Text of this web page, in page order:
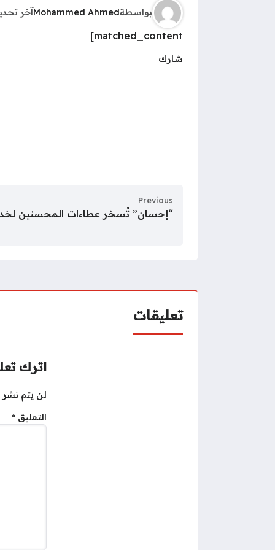
بواسطةMohammed Ahmed آخر
matched_content]
شارك
Previous
“إحسان” تُسخر عطاءات المحسنين
تعليقات
اترك
لن يتم نشر
التعليق *